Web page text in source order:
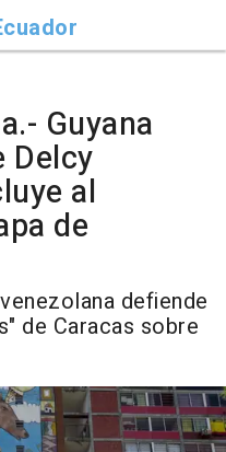
Guyana
Delcy
al
de
defiende
de Caracas sobre